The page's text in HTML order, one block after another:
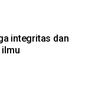
integritas dan
ilmu